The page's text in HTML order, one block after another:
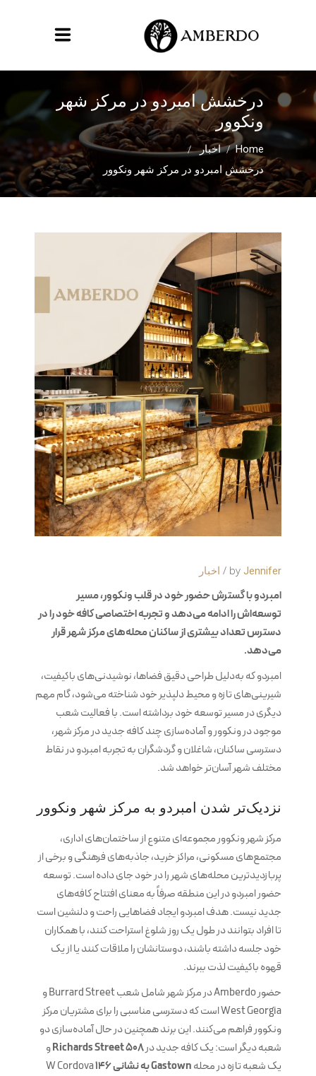
درخشش امبردو در مرکز شهر
ونکوور
Home
/اخبار /
درخشش امبردو در مرکز شهر ونکوور
by Jennifer اخبار
امبردو با گسترش حضور خود در قلب ونکوور، مسیر
توسعه‌اش را ادامه می‌دهد و تجربه اختصاصی کافه خود را در
دسترس تعداد بیشتری از ساکنان محله‌های مرکز شهر قرار
می‌دهد.
امبردو که به‌دلیل طراحی دقیق فضاها، نوشیدنی‌های باکیفیت،
شیرینی‌های تازه و محیط دلپذیر خود شناخته می‌شود، گام مهم
دیگری در مسیر توسعه خود برداشته است. با فعالیت شعب
موجود در ونکوور و آماده‌سازی چند کافه جدید در مرکز شهر،
دسترسی ساکنان، شاغلان و گردشگران به تجربه امبردو در نقاط
مختلف شهر آسان‌تر خواهد شد.
نزدیک‌تر شدن امبردو به مرکز شهر ونکوور
مرکز شهر ونکوور مجموعه‌ای متنوع از ساختمان‌های اداری،
مجتمع‌های مسکونی، مراکز خرید، جاذبه‌های فرهنگی و برخی از
پربازدیدترین محله‌های شهر را در خود جای داده است. توسعه
حضور امبردو در این منطقه صرفاً به معنای افتتاح کافه‌های
جدید نیست. هدف امبردو ایجاد فضاهایی راحت و دلنشین است
تا افراد بتوانند در طول یک روز شلوغ استراحت کنند، با همکاران
خود جلسه داشته باشند، دوستانشان را ملاقات کنند یا از یک
قهوه باکیفیت لذت ببرند.
حضور Amberdo در مرکز شهر شامل شعب Burrard Street و
West Georgia است که دسترسی مناسبی را برای مشتریان مرکز
ونکوور فراهم می‌کنند. این برند همچنین در حال آماده‌سازی دو
شعبه دیگر است: یک کافه جدید در508 Richards Street
و
یک شعبه تازه در محلهGastown به نشانی 146
W Cordova